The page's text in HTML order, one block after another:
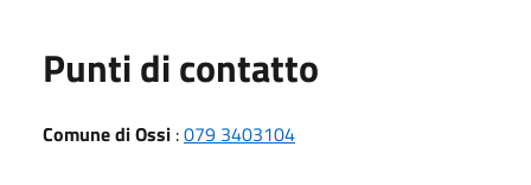
Punti di contatto
Comune di Ossi :079 3403104